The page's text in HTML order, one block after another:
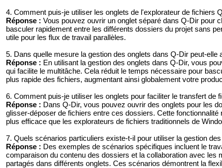
4. Comment puis-je utiliser les onglets de l'explorateur de fichiers
Réponse : Vous pouvez ouvrir un onglet séparé dans Q-Dir pour
basculer rapidement entre les différents dossiers du projet sans
utile pour les flux de travail parallèles.
5. Dans quelle mesure la gestion des onglets dans Q-Dir peut-elle
Réponse : En utilisant la gestion des onglets dans Q-Dir, vous
qui facilite le multitâche. Cela réduit le temps nécessaire pour
plus rapide des fichiers, augmentant ainsi globalement votre
6. Comment puis-je utiliser les onglets pour faciliter le transfert de
Réponse : Dans Q-Dir, vous pouvez ouvrir des onglets pour les
glisser-déposer de fichiers entre ces dossiers. Cette
plus efficace que les explorateurs de fichiers traditionnels de
7. Quels scénarios particuliers existe-t-il pour utiliser la gestion
Réponse : Des exemples de scénarios spécifiques incluent le
comparaison du contenu des dossiers et la collaboration avec les
partagés dans différents onglets. Ces scénarios démontrent la